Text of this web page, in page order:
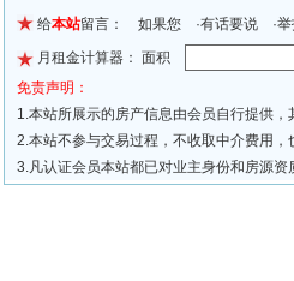
给本站留言： 如果您 ·有话要说 ·举
月租金计算器： 面积
免责声明：
1.本站所展示的房产信息由会员自行提供
2.本站不参与交易过程，不收取中介费用
3.凡认证会员本站都已对业主身份和房源